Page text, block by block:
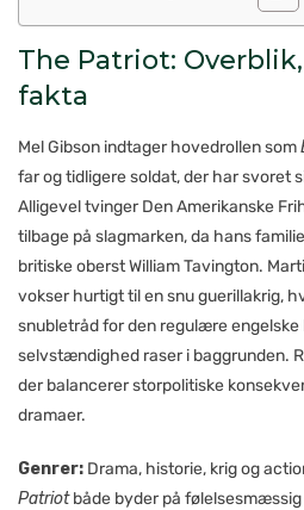
The Patriot:
fakta
Mel Gibson indtager hovedrollen som
far og tidligere soldat, der har svoret
Alligevel tvinger Den Amerikanske
tilbage på slagmarken, da hans
britiske oberst William Tavington.
vokser hurtigt til en snu guerillakrig,
snubletråd for den regulære
selvstændighed raser i baggrunden.
der balancerer storpolitiske
dramaer.
Genrer: Drama, historie, krig og
Patriotbåde byder på